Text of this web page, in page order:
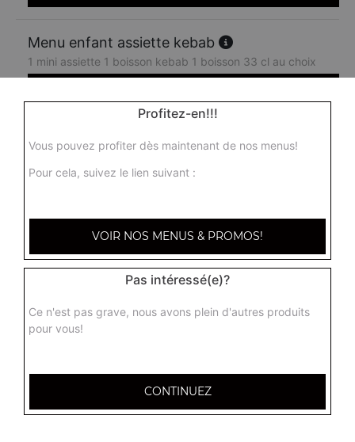
Menu enfant assiette kebab
1 mini assiette 1 boisson kebab 1 boisson 33 cl au choix
Profitez-en!!!
Vous pouvez profiter dès maintenant de nos menus!
Pour cela, suivez le lien suivant :
VOIR NOS MENUS & PROMOS!
Pas intéressé(e)?
Ce n'est pas grave, nous avons plein d'autres produits
pour vous!
CONTINUEZ